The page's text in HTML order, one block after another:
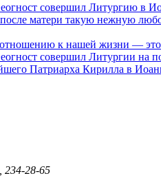
совершил Литургию в
после матери такую нежную
к нашей жизни —
совершил Литургии на
Патриарха Кирилла в
234-28-65